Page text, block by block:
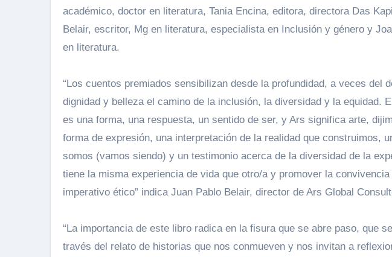
académico, doctor en literatura, Tania Encina, editora, directora Das
Belair, escritor, Mg en literatura, especialista en Inclusión y género y
en literatura.
“Los cuentos premiados sensibilizan desde la profundidad, a veces del
dignidad y belleza el camino de la inclusión, la diversidad y la equidad.
es una forma, una respuesta, un sentido de ser, y Ars significa arte,
forma de expresión, una interpretación de la realidad que construimos,
somos (vamos siendo) y un testimonio acerca de la diversidad de la
tiene la misma experiencia de vida que otro/a y promover la
imperativo ético” indica Juan Pablo Belair, director de Ars Global
“La importancia de este libro radica en la fisura que se abre paso, que
través del relato de historias que nos conmueven y nos invitan a